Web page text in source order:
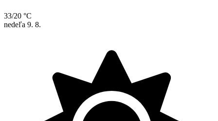
33/20 °C
nedeľa 9. 8.